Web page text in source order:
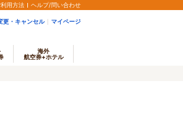
用方法 ヘルプ/問い合わせ
更・キャンセル マイページ
海外
航空券+ホテル